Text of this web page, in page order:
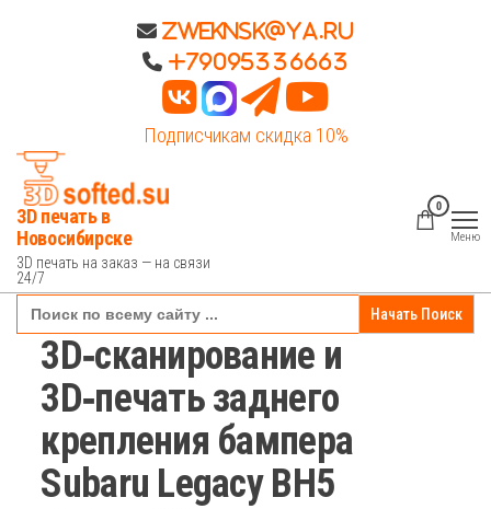
Zweknsk@ya.ru
+79095336663
Подписчикам скидка 10%
3D печать в
Новосибирске
3D печать на заказ — на связи
24/7
0
Меню
Search
for:
3D‑сканирование и
3D‑печать заднего
крепления бампера
Subaru Legacy BH5